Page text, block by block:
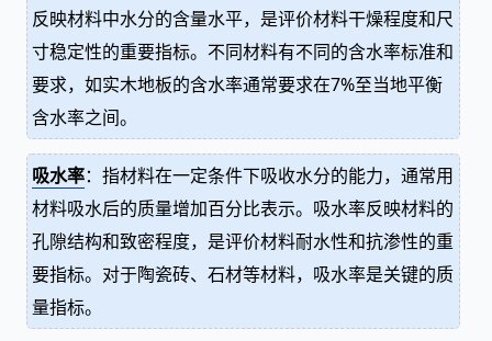
反映材料中水分的含量水平，是评价材料干燥程度和尺
寸稳定性的重要指标。不同材料有不同的含水率标准和
要求，如实木地板的含水率通常要求在7%至当地平衡
含水率之间。
吸水率：指材料在一定条件下吸收水分的能力，通常用
材料吸水后的质量增加百分比表示。吸水率反映材料的
孔隙结构和致密程度，是评价材料耐水性和抗渗性的重
要指标。对于陶瓷砖、石材等材料，吸水率是关键的质
量指标。